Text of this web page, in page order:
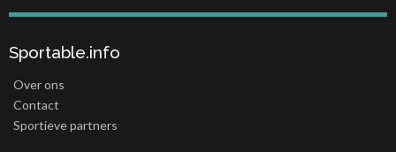
Sportable.info
Over ons
Contact
Sportieve partners